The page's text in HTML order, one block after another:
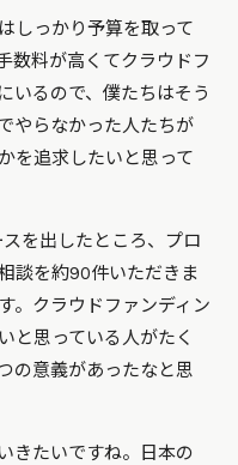
しっかり予算を取って
数料が高くてクラウドフ
いるので、僕たちはそう
やらなかった人たちが
を追求したいと思って
を出したところ、プロ
談を約90件いただきま
。クラウドファンディン
と思っている人がたく
の意義があったなと思
きたいですね。日本の